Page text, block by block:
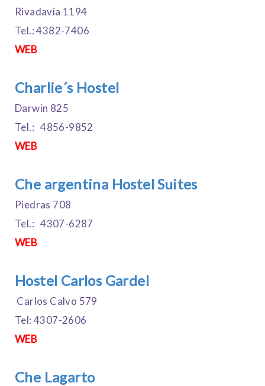
Rivadavia 1194
Tel.: 4382-7406
WEB
Charlie´s Hostel
Darwin 825
Tel.: 4856-9852
WEB
Che argentina Hostel Suites
Piedras 708
Tel.: 4307-6287
WEB
Hostel Carlos Gardel
Carlos Calvo 579
Tel: 4307-2606
WEB
Che Lagarto